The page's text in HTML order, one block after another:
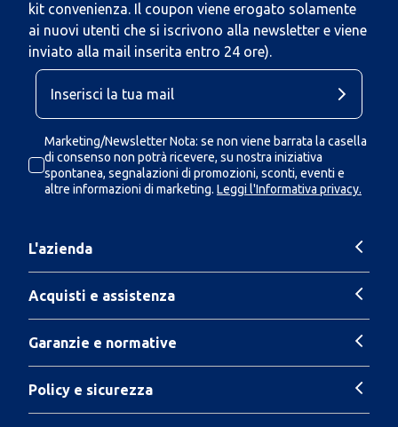
kit convenienza. Il coupon viene erogato solamente
ai nuovi utenti che si iscrivono alla newsletter e viene
inviato alla mail inserita entro 24 ore).
Marketing/Newsletter Nota: se non viene barrata la casella
di consenso non potrà ricevere, su nostra iniziativa
spontanea, segnalazioni di promozioni, sconti, eventi e
altre informazioni di marketing. Leggi l'Informativa privacy.
L'azienda
Acquisti e assistenza
Garanzie e normative
Policy e sicurezza